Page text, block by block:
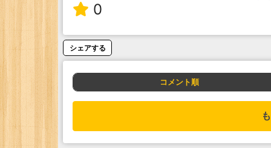
0
シェアする
コメント順